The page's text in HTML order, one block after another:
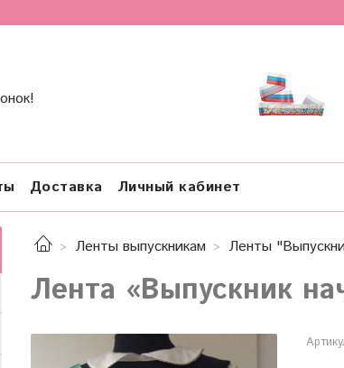
Доставка Личный кабинет
Ленты выпускникам Ленты
Лента «Выпускник